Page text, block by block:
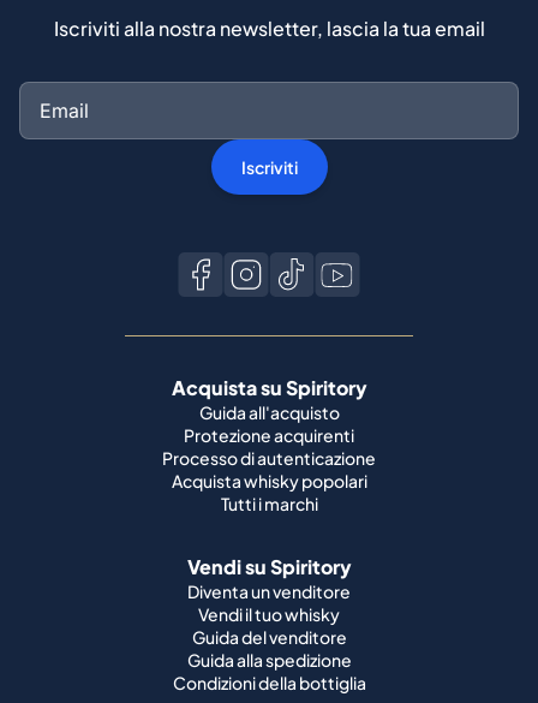
Iscriviti alla nostra newsletter, lascia la tua email
Iscriviti
Acquista su Spiritory
Guida all'acquisto
Protezione acquirenti
Processo di autenticazione
Acquista whisky popolari
Tutti i marchi
Vendi su Spiritory
Diventa un venditore
Vendi il tuo whisky
Guida del venditore
Guida alla spedizione
Condizioni della bottiglia